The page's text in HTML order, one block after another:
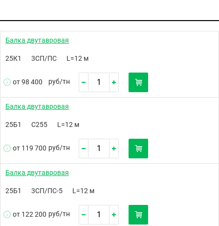
Балка двутавровая
25К1 3СП/ПС L=12 м
от 98 400 руб/тн
Балка двутавровая
25Б1 С255 L=12 м
от 119 700 руб/тн
Балка двутавровая
25Б1 3СП/ПС-5 L=12 м
от 122 200 руб/тн